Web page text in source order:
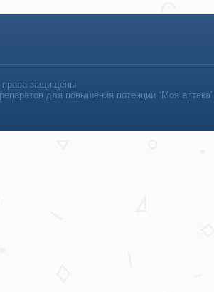
права защищены
для повышения потенции “Моя